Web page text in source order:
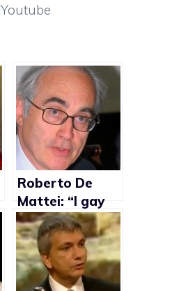
Youtube
Roberto De
Mattei: “I gay
hanno causato
la caduta
dell’Impero
romano”